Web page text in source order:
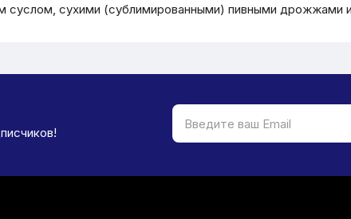
суслом, сухими (сублимированными) пивными дрожжами